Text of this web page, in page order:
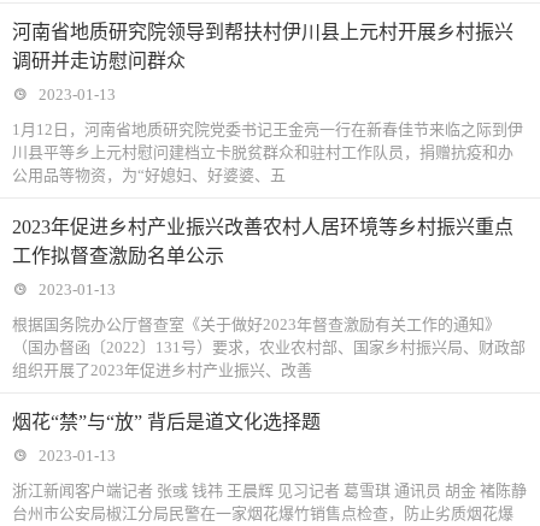
河南省地质研究院领导到帮扶村伊川县上元村开展乡村振兴
调研并走访慰问群众
2023-01-13
1月12日，河南省地质研究院党委书记王金亮一行在新春佳节来临之际到伊
川县平等乡上元村慰问建档立卡脱贫群众和驻村工作队员，捐赠抗疫和办
公用品等物资，为“好媳妇、好婆婆、五
2023年促进乡村产业振兴改善农村人居环境等乡村振兴重点
工作拟督查激励名单公示
2023-01-13
根据国务院办公厅督查室《关于做好2023年督查激励有关工作的通知》
（国办督函〔2022〕131号）要求，农业农村部、国家乡村振兴局、财政部
组织开展了2023年促进乡村产业振兴、改善
烟花“禁”与“放” 背后是道文化选择题
2023-01-13
浙江新闻客户端记者 张彧 钱祎 王晨辉 见习记者 葛雪琪 通讯员 胡金 褚陈静
台州市公安局椒江分局民警在一家烟花爆竹销售点检查，防止劣质烟花爆